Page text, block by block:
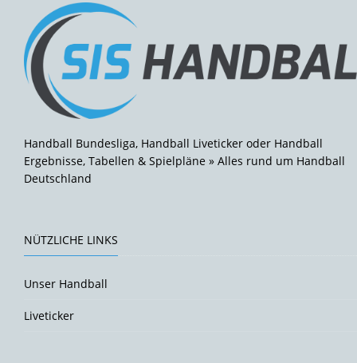
Handball Bundesliga, Handball Liveticker oder Handball
Ergebnisse, Tabellen & Spielpläne » Alles rund um Handball
Deutschland
NÜTZLICHE LINKS
Unser Handball
Liveticker